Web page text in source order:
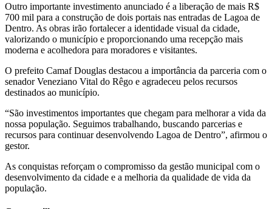
Outro importante investimento anunciado é a liberação de mais R$
700 mil para a construção de dois portais nas entradas de Lagoa de
Dentro. As obras irão fortalecer a identidade visual da cidade,
valorizando o município e proporcionando uma recepção mais
moderna e acolhedora para moradores e visitantes.
O prefeito Camaf Douglas destacou a importância da parceria com o
senador Veneziano Vital do Rêgo e agradeceu pelos recursos
destinados ao município.
“São investimentos importantes que chegam para melhorar a vida da
nossa população. Seguimos trabalhando, buscando parcerias e
recursos para continuar desenvolvendo Lagoa de Dentro”, afirmou o
gestor.
As conquistas reforçam o compromisso da gestão municipal com o
desenvolvimento da cidade e a melhoria da qualidade de vida da
população.